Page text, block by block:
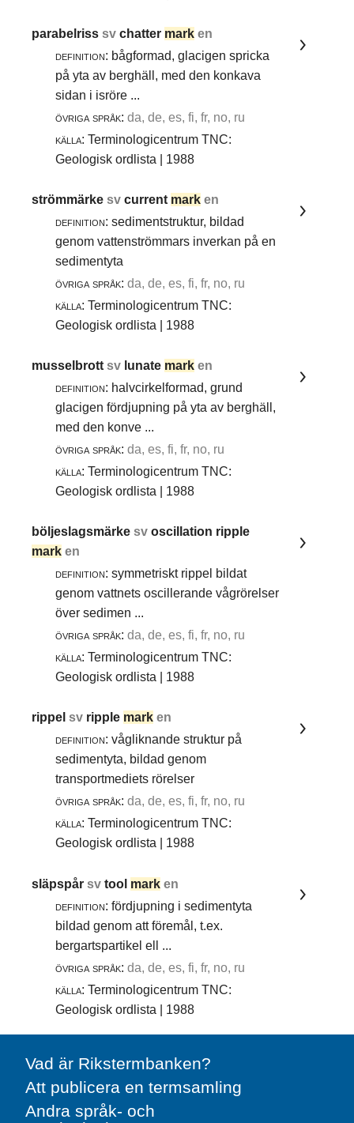
parabelrisssvchatter mark en
definition: bågformad, glacigen spricka
på yta av berghäll, med den konkava
sidan i isröre ...
övriga språk: da, de, es, fi, fr, no, ru
källa: Terminologicentrum TNC:
Geologisk ordlista | 1988
strömmärkesvcurrent mark en
definition: sedimentstruktur, bildad
genom vattenströmmars inverkan på en
sedimentyta
övriga språk: da, de, es, fi, fr, no, ru
källa: Terminologicentrum TNC:
Geologisk ordlista | 1988
musselbrottsv lunate mark en
definition: halvcirkelformad, grund
glacigen fördjupning på yta av berghäll,
med den konve ...
övriga språk: da, es, fi, fr, no, ru
källa: Terminologicentrum TNC:
Geologisk ordlista | 1988
böljeslagsmärkesvoscillation ripple
mark en
definition: symmetriskt rippel bildat
genom vattnets oscillerande vågrörelser
över sedimen ...
övriga språk: da, de, es, fi, fr, no, ru
källa: Terminologicentrum TNC:
Geologisk ordlista | 1988
rippelsv ripple mark en
definition: vågliknande struktur på
sedimentyta, bildad genom
transportmediets rörelser
övriga språk: da, de, es, fi, fr, no, ru
källa: Terminologicentrum TNC:
Geologisk ordlista | 1988
släpspårsvtool mark en
definition: fördjupning i sedimentyta
bildad genom att föremål, t.ex.
bergartspartikel ell ...
övriga språk: da, de, es, fi, fr, no, ru
källa: Terminologicentrum TNC:
Geologisk ordlista | 1988
Vad är Rikstermbanken?
Att publicera en termsamling
Andra språk- och